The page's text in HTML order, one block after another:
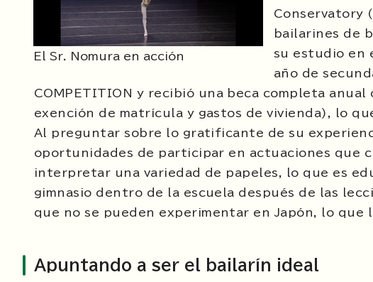
El Sr. Nomura en acción
Conservatory
bailarines de
su estudio en
año de
COMPETITION y recibió una beca completa
exención de matrícula y gastos de vivienda), lo
Al preguntar sobre lo gratificante de su
oportunidades de participar en actuaciones que
interpretar una variedad de papeles, lo que es
gimnasio dentro de la escuela después de las
que no se pueden experimentar en Japón, lo
Apuntando a ser el bailarín ideal